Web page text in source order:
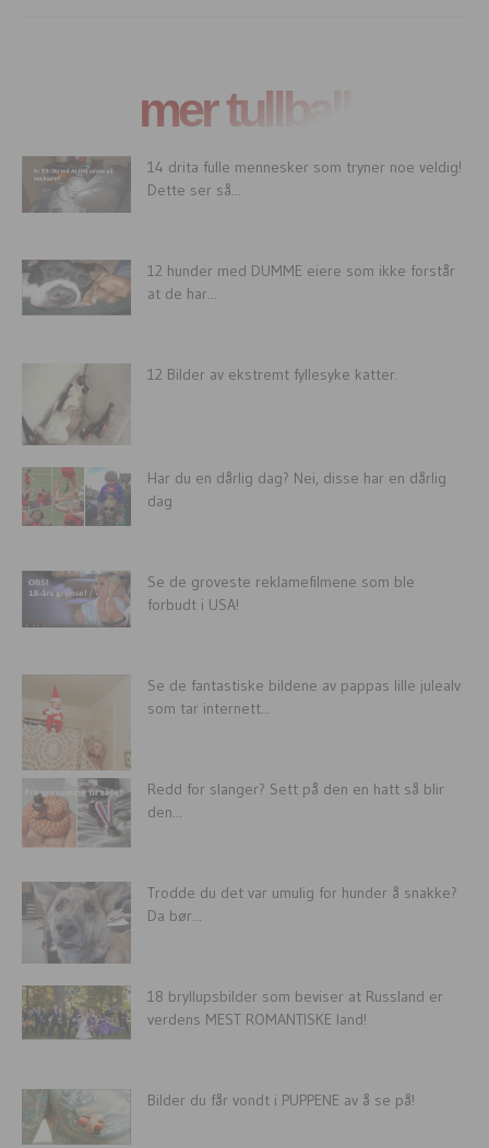
mer tullball
14 drita fulle mennesker som tryner noe veldig!
Dette ser så...
12 hunder med DUMME eiere som ikke forstår
at de har...
12 Bilder av ekstremt fyllesyke katter.
Har du en dårlig dag? Nei, disse har en dårlig
dag
Se de groveste reklamefilmene som ble
forbudt i USA!
Se de fantastiske bildene av pappas lille julealv
som tar internett...
Redd for slanger? Sett på den en hatt så blir
den...
Trodde du det var umulig for hunder å snakke?
Da bør...
18 bryllupsbilder som beviser at Russland er
verdens MEST ROMANTISKE land!
Bilder du får vondt i PUPPENE av å se på!